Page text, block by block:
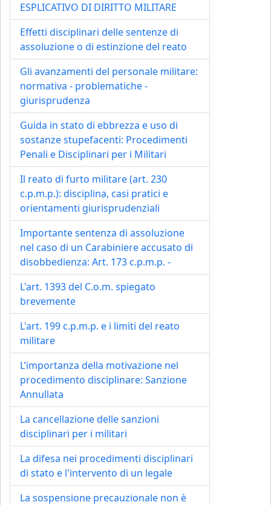
ESPLICATIVO DI DIRITTO MILITARE
Effetti disciplinari delle sentenze di
assoluzione o di estinzione del reato
Gli avanzamenti del personale militare:
normativa - problematiche -
giurisprudenza
Guida in stato di ebbrezza e uso di
sostanze stupefacenti: Procedimenti
Penali e Disciplinari per i Militari
Il reato di furto militare (art. 230
c.p.m.p.): disciplina, casi pratici e
orientamenti giurisprudenziali
Importante sentenza di assoluzione
nel caso di un Carabiniere accusato di
disobbedienza: Art. 173 c.p.m.p. -
L'art. 1393 del C.o.m. spiegato
brevemente
L'art. 199 c.p.m.p. e i limiti del reato
militare
L’importanza della motivazione nel
procedimento disciplinare: Sanzione
Annullata
La cancellazione delle sanzioni
disciplinari per i militari
La difesa nei procedimenti disciplinari
di stato e l'intervento di un legale
La sospensione precauzionale non è